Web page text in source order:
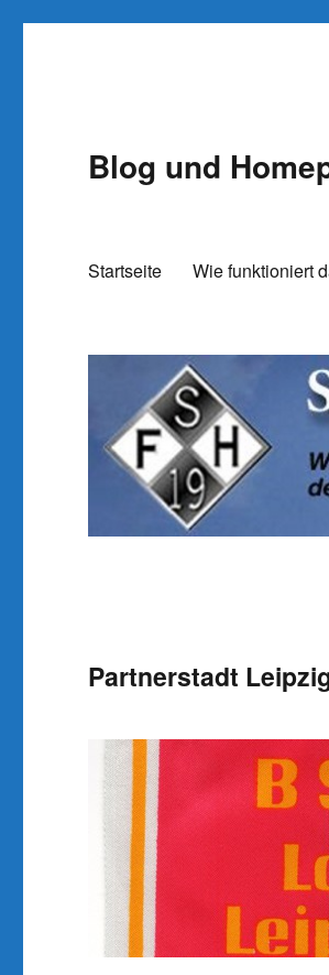
Blog und
Startseite Wie funktioniert
Partnerstadt